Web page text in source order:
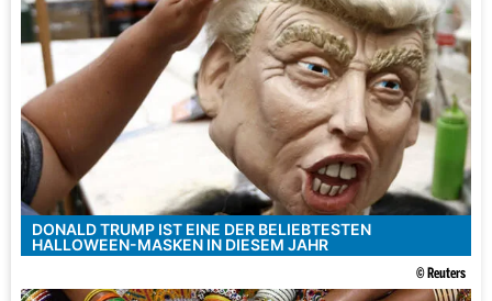
DONALD TRUMP IST EINE DER BELIEBTESTEN
HALLOWEEN-MASKEN IN DIESEM JAHR
© Reuters